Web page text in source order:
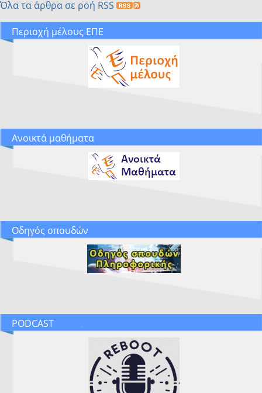
Όλα τα άρθρα σε ροή RSS
Περιοχή μέλους ΕΠΕ
Ανοικτά μαθήματα
Οδηγός σπουδών
PODCAST